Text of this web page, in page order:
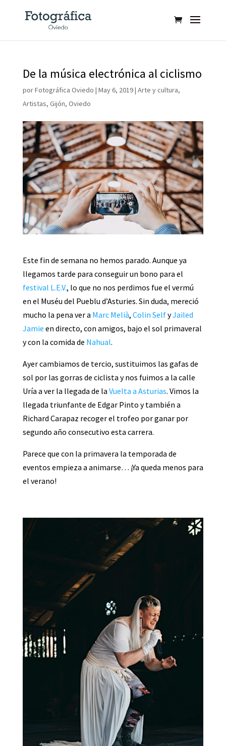
De la música electrónica al ciclismo
porFotográfica Oviedo | May 6, 2019| Arte y cultura,
Artistas, Gijón, Oviedo
Este fin de semana no hemos parado. Aunque ya
llegamos tarde para conseguir un bono para el
festival L.E.V., lo que no nos perdimos fue el vermú
en el Muséu del Pueblu d’Asturies. Sin duda, mereció
mucho la pena ver a Marc Melià, Colin SelfyJailed
Jamie en directo, con amigos, bajo el sol primaveral
y con la comida de Nahual.
Ayer cambiamos de tercio, sustituimos las gafas de
sol por las gorras de ciclista y nos fuimos a la calle
Uría a ver la llegada de la Vuelta a Asturias. Vimos la
llegada triunfante de Edgar Pinto y también a
Richard Carapaz recoger el trofeo por ganar por
segundo año consecutivo esta carrera.
Parece que con la primavera la temporada de
eventos empieza a animarse… ¡Ya queda menos para
el verano!